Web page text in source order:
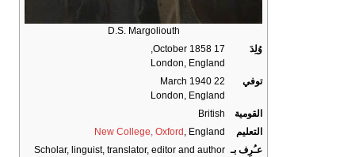
D.S. Margoliouth
وُلِدَ
17 October 1858,
London, England
توفي
22 March 1940
London, England
القومية
British
التعليم
New College, Oxford , England
عـُرِف بـ Scholar, linguist, translator, editor and author